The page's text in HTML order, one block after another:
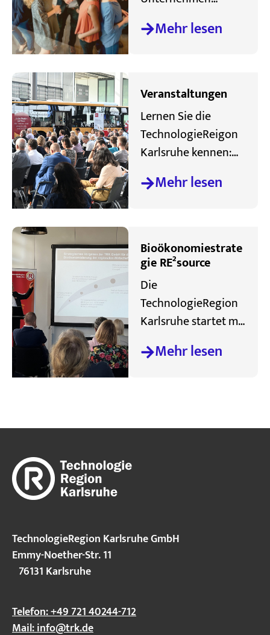
sich mit ihren
internationalen
Wettbewerb
beweisen und somit
die TRK
international
stärken.
Mehr lesen
Veranstaltungen
Lernen Sie die
TechnologieReigon
Karlsruhe kennen:
Hier finden Sie eine
Auswahl von
der Region und
unserem breiten
Partnernetzwerk.
Mehr lesen
Bioökonomiestrate
gie RE²source
Die
TechnologieRegion
Karlsruhe startet mit
dem Projekt
„Bioökonomiestrate
RE²source“ einen
Mehr lesen
TechnologieRegion Karlsruhe GmbH
Emmy-Noether-Str. 11
76131 Karlsruhe
Telefon: +49 721 40244-712
Mail:info@trk.de